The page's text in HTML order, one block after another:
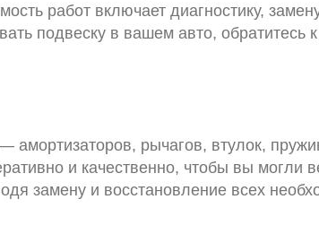
работ включает диагностику,
подвеску в вашем авто,
рычагов, втулок,
и качественно, чтобы вы могли
замену и восстановление всех